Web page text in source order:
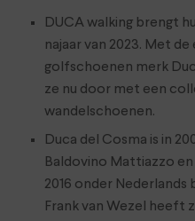
DUCA walking brengt
najaar van 2023. Met
golfschoenen merk
ze nu door met een
wandelschoenen.
Duca del Cosma is in
Baldovino Mattiazzo
2016 onder Nederlands
Frank van Wezel heeft